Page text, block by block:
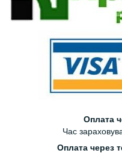
Оплата
Час
Оплата через